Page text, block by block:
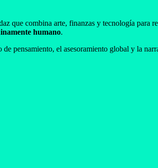
que combina arte, finanzas y tecnología
humano.
pensamiento, el asesoramiento global y la